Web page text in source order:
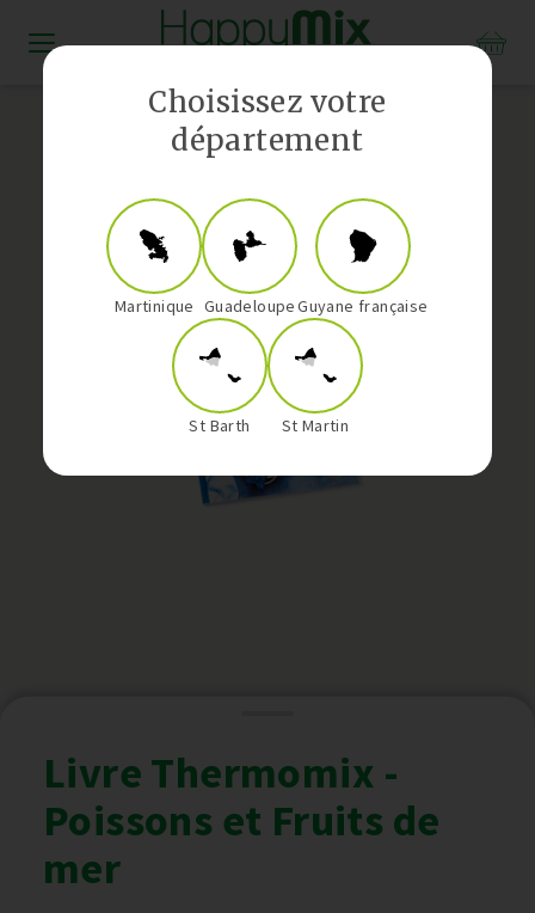
Livre Thermomix -
Poissons et Fruits de
mer
Choisissez votre
département
Martinique GuadeloupeGuyane française
St Barth St Martin